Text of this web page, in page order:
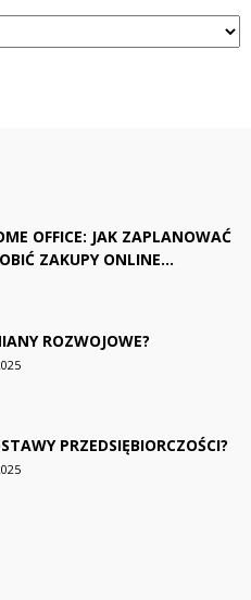
OFFICE: JAK ZAPLANOWAĆ
ZAKUPY ONLINE...
ROZWOJOWE?
PRZEDSIĘBIORCZOŚCI?